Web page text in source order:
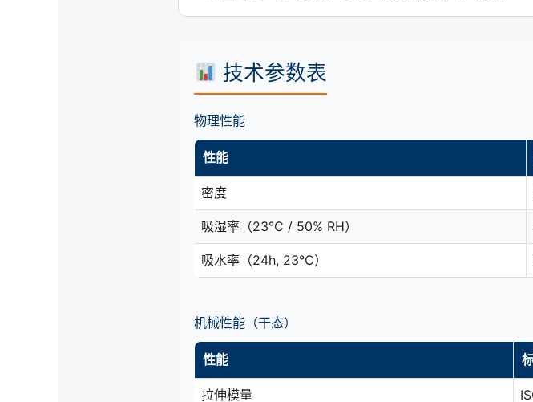
技术参数表
物理性能
性能
密度
吸湿率（23°C / 50% RH）
吸水率（24h, 23°C）
机械性能（干态）
性能
拉伸模量